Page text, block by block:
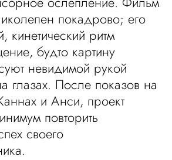
покадрово; его
кинетический ритм
будто картину
невидимой рукой
глазах. После показов на
и Анси, проект
повторить
своего